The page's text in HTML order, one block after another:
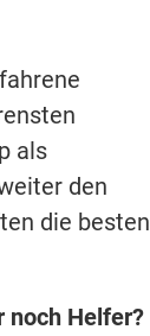
als
den
die besten
noch Helfer?